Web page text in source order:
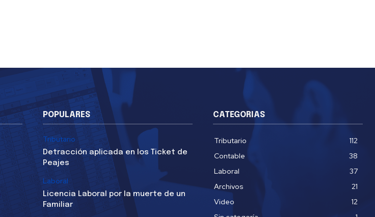
POPULARES
Tributario
Detracción aplicada en los Ticket de
Peajes
Laboral
Licencia Laboral por la muerte de un
Familiar
CATEGORIAS
Tributario
112
Contable
38
Laboral
37
Archivos
21
Video
12